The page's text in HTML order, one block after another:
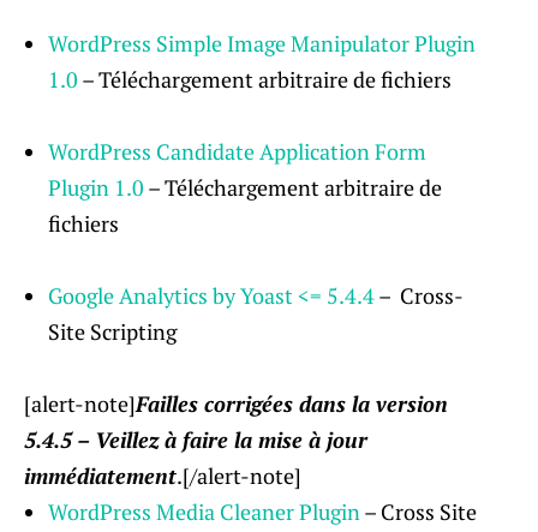
WordPress Simple Image Manipulator Plugin
1.0 – Téléchargement arbitraire de fichiers
WordPress Candidate Application Form
Plugin 1.0 – Téléchargement arbitraire de
fichiers
Google Analytics by Yoast <= 5.4.4– Cross-
Site Scripting
[alert-note]Failles corrigées dans la version
5.4.5 – Veillez à faire la mise à jour
immédiatement.[/alert-note]
WordPress Media Cleaner Plugin– Cross Site